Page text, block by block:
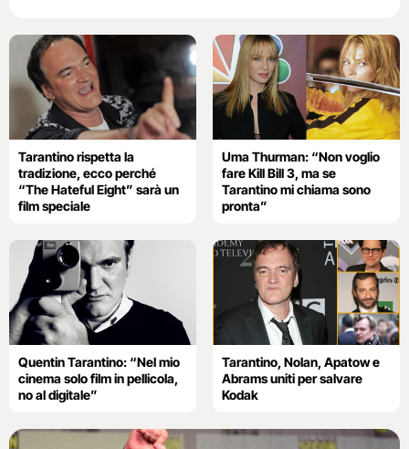
Tarantino rispetta la
tradizione, ecco perché
“The Hateful Eight” sarà un
film speciale
Uma Thurman: “Non voglio
fare Kill Bill 3, ma se
Tarantino mi chiama sono
pronta”
Quentin Tarantino: “Nel mio
cinema solo film in pellicola,
no al digitale”
Tarantino, Nolan, Apatow e
Abrams uniti per salvare
Kodak